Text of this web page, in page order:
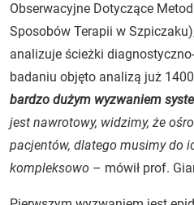
Obserwacyjne Dotyczące
Sposobów Terapii w
analizuje ścieżki
badaniu objęto analizą już
bardzo dużym wyzwaniem
jest nawrotowy, widzimy, że
pacjentów, dlatego musimy do
kompleksowo – mówił prof.